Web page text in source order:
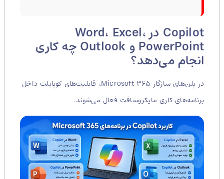
Copilot در Word، Excel،
PowerPoint و Outlook چه کاری
انجام می‌دهد؟
در پلن‌های سازگار Microsoft ۳۶۵، قابلیت‌های کوپایلت داخل
برنامه‌های کاری مایکروسافت فعال می‌شوند.